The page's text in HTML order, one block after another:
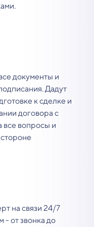
документы и
Дадут
к сделке и
договора с
все вопросы и
на связи 24/7
от звонка до